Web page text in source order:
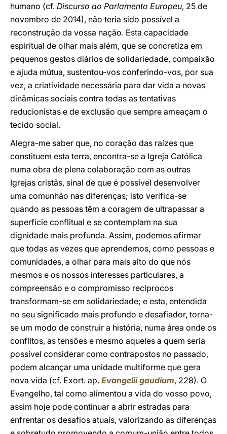
humano (cf. Discurso ao Parlamento Europeu, 25 de
novembro de 2014), não teria sido possível a
reconstrução da vossa nação. Esta capacidade
espiritual de olhar mais além, que se concretiza em
pequenos gestos diários de solidariedade, compaixão
e ajuda mútua, sustentou-vos conferindo-vos, por sua
vez, a criatividade necessária para dar vida a novas
dinâmicas sociais contra todas as tentativas
reducionistas e de exclusão que sempre ameaçam o
tecido social.
Alegra-me saber que, no coração das raízes que
constituem esta terra, encontra-se a Igreja Católica
numa obra de plena colaboração com as outras
Igrejas cristãs, sinal de que é possível desenvolver
uma comunhão nas diferenças; isto verifica-se
quando as pessoas têm a coragem de ultrapassar a
superfície conflitual e se contemplam na sua
dignidade mais profunda. Assim, podemos afirmar
que todas as vezes que aprendemos, como pessoas e
comunidades, a olhar para mais alto do que nós
mesmos e os nossos interesses particulares, a
compreensão e o compromisso recíprocos
transformam-se em solidariedade; e esta, entendida
no seu significado mais profundo e desafiador, torna-
se um modo de construir a história, numa área onde os
conflitos, as tensões e mesmo aqueles a quem seria
possível considerar como contrapostos no passado,
podem alcançar uma unidade multiforme que gera
nova vida (cf. Exort. ap. Evangelii gaudium, 228). O
Evangelho, tal como alimentou a vida do vosso povo,
assim hoje pode continuar a abrir estradas para
enfrentar os desafios atuais, valorizando as diferenças